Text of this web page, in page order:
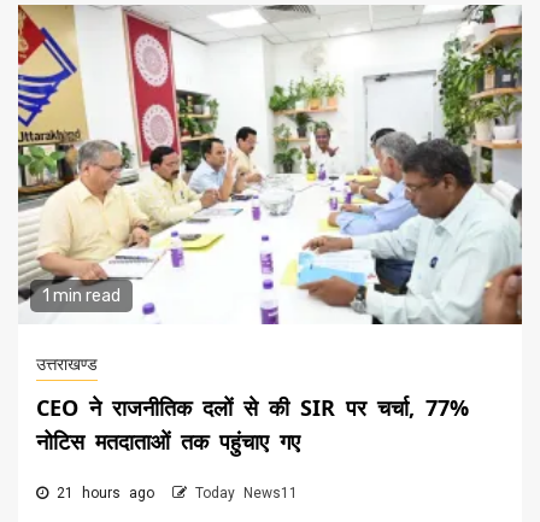
1 min read
उत्तराखण्ड
CEO ने राजनीतिक दलों से की SIR पर चर्चा, 77%
नोटिस मतदाताओं तक पहुंचाए गए
21 hours ago Today News11